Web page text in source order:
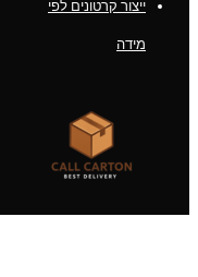
ייצור קרטונים לפי
מידה